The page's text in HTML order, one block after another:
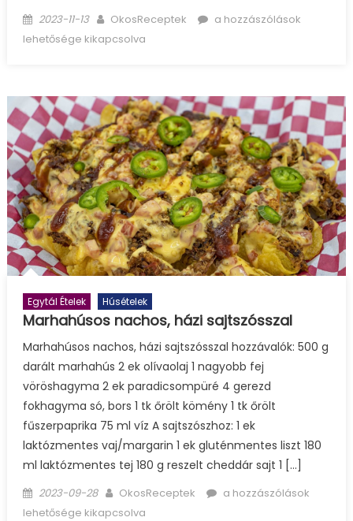
Posted
on
2023-11-13 Author
OkosReceptek
Ünnepi
a hozzászólások
lehetősége kikapcsolva
Egytál Ételek Húsételek
Marhahúsos nachos, házi sajtszósszal
Marhahúsos nachos, házi sajtszósszal hozzávalók: 500 g
darált marhahús 2 ek olívaolaj 1 nagyobb fej
vöröshagyma 2 ek paradicsompüré 4 gerezd
fokhagyma só, bors 1 tk őrölt kömény 1 tk őrölt
fűszerpaprika 75 ml víz A sajtszószhoz: 1 ek
laktózmentes vaj/margarin 1 ek gluténmentes liszt 180
ml laktózmentes tej 180 g reszelt cheddár sajt 1 […]
Posted
on
2023-09-28 Author
OkosReceptek
Marhahúsos
a hozzászólások
lehetősége kikapcsolva